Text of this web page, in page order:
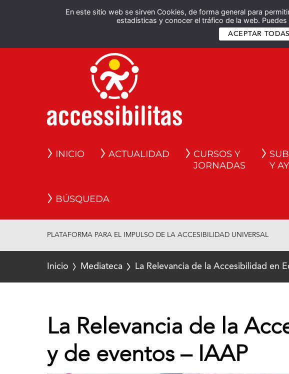
En este sitio web se sirven Cookies, de forma general para
estadísticas y conocer el tráfico de la web.
ACEPTAR
INICIO ACTUALIDAD
CURSOS Y
JORNADAS
Y
BÚSQUEDA
PLATAFORMA PARA EL IMPULSO DE LA ACCESIBILIDAD UNIVERSAL
Inicio Mediateca La Relevancia de la Accesibilidad en
La Relevancia de la
y de eventos – IAAP